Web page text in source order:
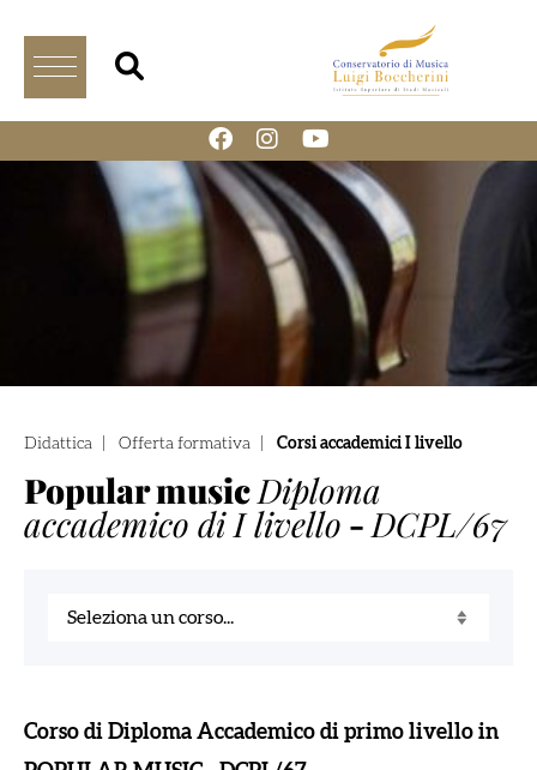
Didattica Offerta formativa Corsi accademici I livello
Popular musicDiploma
accademico di I livello - DCPL/67
Corso di Diploma Accademico di primo livello in